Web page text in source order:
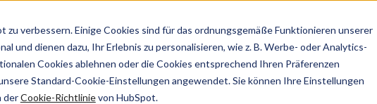
verbessern. Einige Cookies sind für das ordnungsgemäße Funktionieren unserer
und dienen dazu, Ihr Erlebnis zu personalisieren, wie z. B. Werbe- oder Analytics-
Cookies ablehnen oder die Cookies entsprechend Ihren Präferenzen
Standard-Cookie-Einstellungen angewendet. Sie können Ihre Einstellungen
derCookie-Richtlinievon HubSpot.